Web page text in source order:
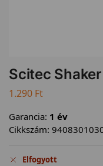
Scitec
1.290 Ft
Garancia: 1 év
Cikkszám:
Elfogyott